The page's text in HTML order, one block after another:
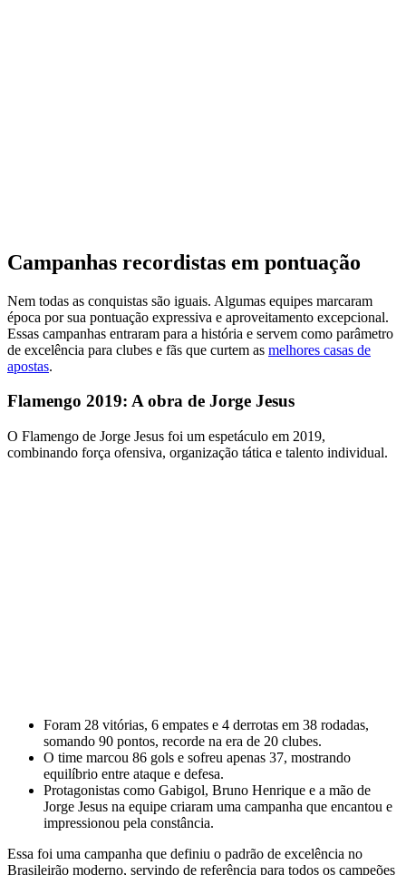
Campanhas recordistas em pontuação
Nem todas as conquistas são iguais. Algumas equipes marcaram
época por sua pontuação expressiva e aproveitamento excepcional.
Essas campanhas entraram para a história e servem como parâmetro
de excelência para clubes e fãs que curtem as melhores casas de
apostas.
Flamengo 2019: A obra de Jorge Jesus
O Flamengo de Jorge Jesus foi um espetáculo em 2019,
combinando força ofensiva, organização tática e talento individual.
Foram 28 vitórias, 6 empates e 4 derrotas em 38 rodadas,
somando 90 pontos, recorde na era de 20 clubes.
O time marcou 86 gols e sofreu apenas 37, mostrando
equilíbrio entre ataque e defesa.
Protagonistas como Gabigol, Bruno Henrique e a mão de
Jorge Jesus na equipe criaram uma campanha que encantou e
impressionou pela constância.
Essa foi uma campanha que definiu o padrão de excelência no
Brasileirão moderno, servindo de referência para todos os campeões